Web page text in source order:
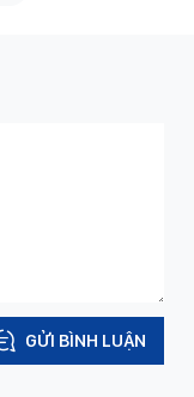
GỬI BÌNH LUẬN